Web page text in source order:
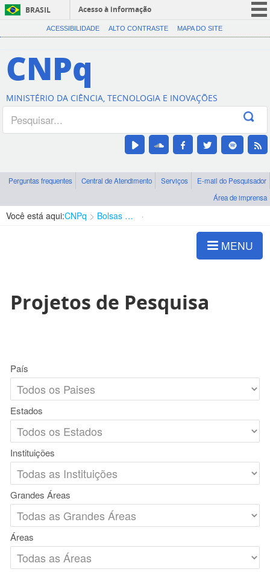
BRASIL
Acesso à informação
CORONAVÍRUS (COVID-19)
Canais
ACESSIBILIDADE ALTO CONTRASTE MAPA DO SITE
CNPq
MINISTÉRIO DA CIÊNCIA, TECNOLOGIA E INOVAÇÕES
Perguntas frequentes Central de Atendimento Serviços
E-mail do Pesquisador
Área de imprensa
Você está aqui:CNPq Bolsas e Auxílios Vigentes
MENU
Projetos de Pesquisa
País
Estados
Instituições
Grandes Áreas
Áreas